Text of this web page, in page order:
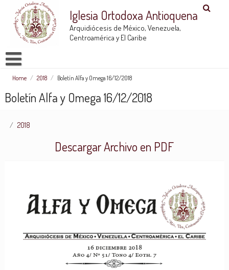
Iglesia Ortodoxa Antioquena
Arquidiócesis de México, Venezuela,
Centroamérica y El Caribe
Home / 2018 / Boletín Alfa y Omega 16/12/2018
Boletín Alfa y Omega 16/12/2018
2018
Descargar Archivo en PDF